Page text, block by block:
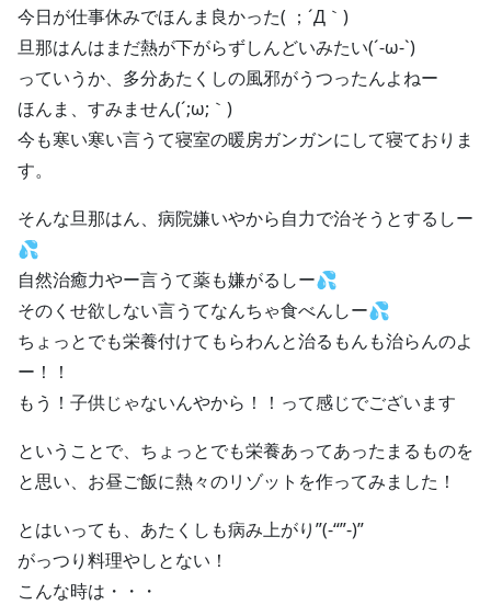
今日が仕事休みでほんま良かった( ；´Д｀)
旦那はんはまだ熱が下がらずしんどいみたい(´-ω-`)
っていうか、多分あたくしの風邪がうつったんよねー
ほんま、すみません(´;ω;｀)
今も寒い寒い言うて寝室の暖房ガンガンにして寝ておりま
す。
そんな旦那はん、病院嫌いやから自力で治そうとするしー
💦
自然治癒力やー言うて薬も嫌がるしー💦
そのくせ欲しない言うてなんちゃ食べんしー💦
ちょっとでも栄養付けてもらわんと治るもんも治らんのよ
ー！！
もう！子供じゃないんやから！！って感じでございます
ということで、ちょっとでも栄養あってあったまるものを
と思い、お昼ご飯に熱々のリゾットを作ってみました！
とはいっても、あたくしも病み上がり”(-“”-)”
がっつり料理やしとない！
こんな時は・・・